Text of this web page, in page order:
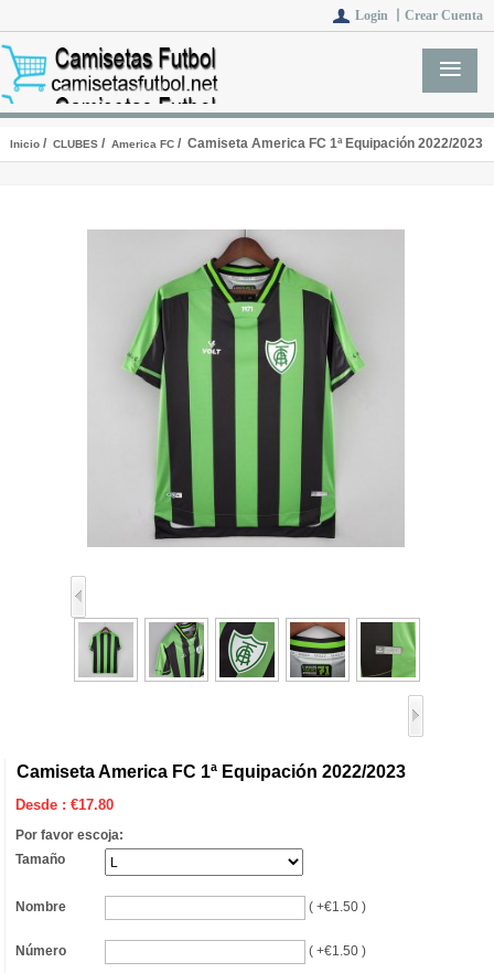
Login 丨 Crear Cuenta
Inicio/ CLUBES/ America FC/ Camiseta America FC 1ª Equipación 2022/2023
Camiseta America FC 1ª Equipación 2022/2023
Desde :€17.80
Por favor escoja:
Tamaño
Nombre ( +€1.50 )
Número ( +€1.50 )